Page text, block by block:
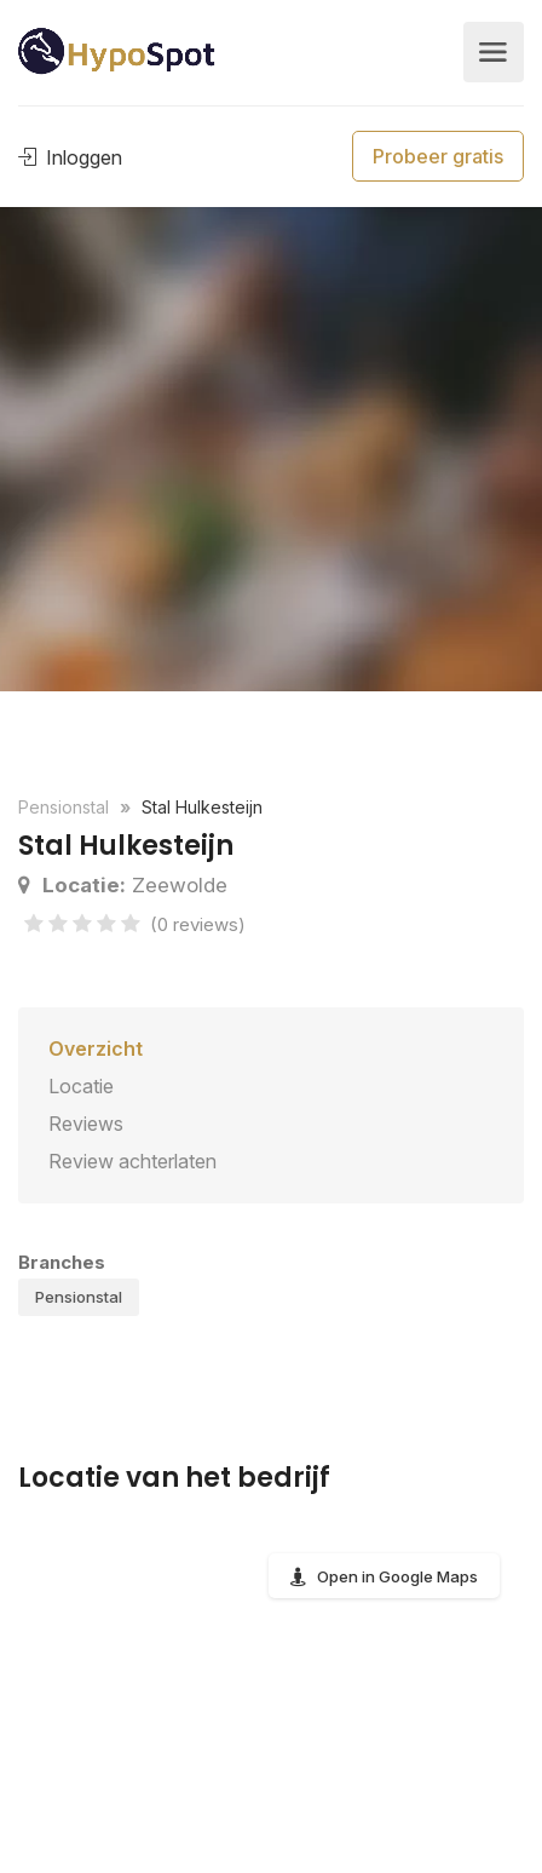
Inloggen Probeer gratis
Pensionstal Stal Hulkesteijn
Stal Hulkesteijn
Locatie: Zeewolde
(0 reviews)
Overzicht
Locatie
Reviews
Review achterlaten
Branches
Pensionstal
Locatie van het bedrijf
Open in Google Maps